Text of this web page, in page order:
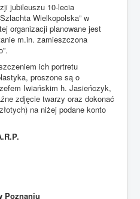
z okazji 10-lecia
„Szlachta Wielkopolska”
jubileuszu 10-lecia
Wielkopolska” w
organizacji planowane jest
m.in. zamieszczona
ich portretu
proszone są o
Iwiańskim h. Jasieńczyk,
zdjęcie twarzy oraz dokonać
na niżej podane konto
Poznaniu